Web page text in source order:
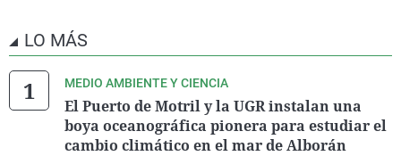
LO MÁS
MEDIO AMBIENTE Y CIENCIA
El Puerto de Motril y la UGR instalan una
boya oceanográfica pionera para estudiar el
cambio climático en el mar de Alborán